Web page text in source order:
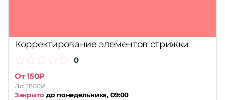
Корректирование элементов стрижки
0
От 150₽
До 3800₽
Закрыто до понедельника, 09:00